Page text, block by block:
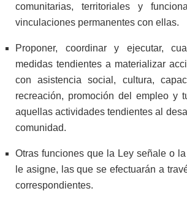
comunitarias, territoriales y
vinculaciones permanentes con ellas.
Proponer, coordinar y ejecutar,
medidas tendientes a materializar
con asistencia social, cultura,
recreación, promoción del empleo y
aquellas actividades tendientes al
comunidad.
Otras funciones que la Ley señale o
le asigne, las que se efectuarán a
correspondientes.